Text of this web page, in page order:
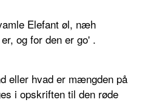
Elefant øl, næh
og for den er go' .
eller hvad er mængden på
i opskriften til den røde